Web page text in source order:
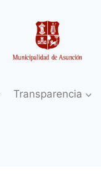
Transparencia